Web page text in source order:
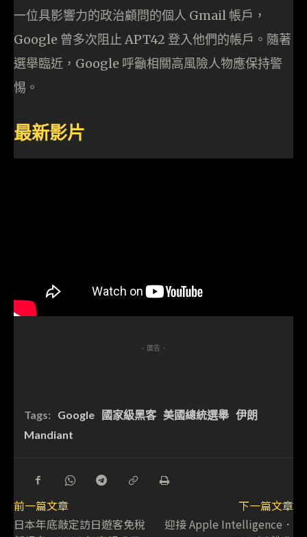
一位具影響力的政治顧問的個人 Gmail 帳戶，
Google 曾多次阻止 APT42 登入他們的帳戶。隨著
選舉臨近，Google 呼籲相關高風險人物應保持警
惕。
最新影片
- 廣告 -
Tags: Google 國家級黑客 美國總統選舉 伊朗
Mandiant
前一篇文章
日本年底敲定訪日遊客免稅
下一篇文章
迎接 Apple Intelligence．